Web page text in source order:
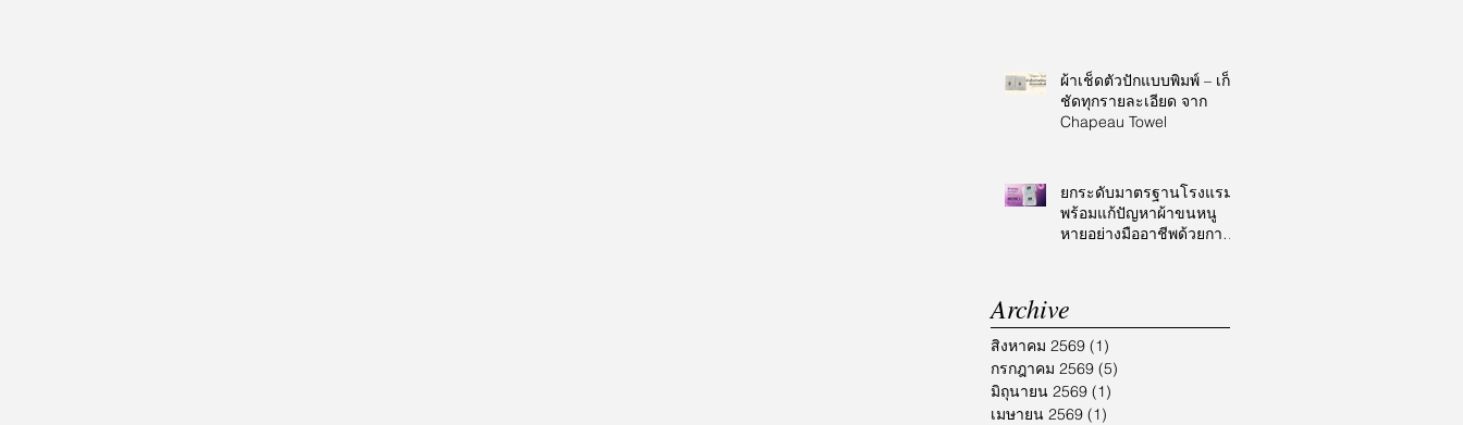
ผ้าเช็ดตัวปักแบบพิมพ์ – เก็บ
ชัดทุกรายละเอียด จาก
Chapeau Towel
ยกระดับมาตรฐานโรงแรม
พร้อมแก้ปัญหาผ้าขนหนู
หายอย่างมืออาชีพด้วยการ
Archive
สิงหาคม 2569 (1)
กรกฎาคม 2569 (5)
มิถุนายน 2569 (1)
เมษายน 2569 (1)